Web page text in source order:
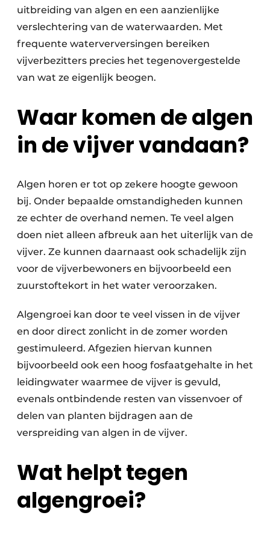
uitbreiding van algen en een aanzienlijke
verslechtering van de waterwaarden. Met
frequente waterverversingen bereiken
vijverbezitters precies het tegenovergestelde
van wat ze eigenlijk beogen.
Waar komen de algen
in de vijver vandaan?
Algen horen er tot op zekere hoogte gewoon
bij. Onder bepaalde omstandigheden kunnen
ze echter de overhand nemen. Te veel algen
doen niet alleen afbreuk aan het uiterlijk van de
vijver. Ze kunnen daarnaast ook schadelijk zijn
voor de vijverbewoners en bijvoorbeeld een
zuurstoftekort in het water veroorzaken.
Algengroei kan door te veel vissen in de vijver
en door direct zonlicht in de zomer worden
gestimuleerd. Afgezien hiervan kunnen
bijvoorbeeld ook een hoog fosfaatgehalte in het
leidingwater waarmee de vijver is gevuld,
evenals ontbindende resten van vissenvoer of
delen van planten bijdragen aan de
verspreiding van algen in de vijver.
Wat helpt tegen
algengroei?